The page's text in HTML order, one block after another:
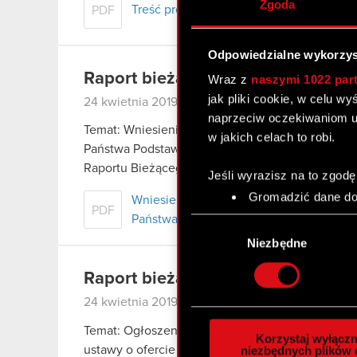
Zgoda
Odpowiedzialne
Wraz z naszymi 1022
jak pliki cookie, w celu
naprzeciw oczekiwaniom
w jakich celach to robi.
Jeśli wyrazisz na to
Gromadzić dane
Identyfikować
Dowiedz się więcej
szczegółów . W
Wykorzystujemy pliki
społecznościowym,
Niezbędne
Korzystaj
niezbędnych plików
PDF Treść projektów uchwał Zwyczajnego
Raport bieżący nr 7/2019
24 kwietnia 2019 kasacja optimus skarb
Temat: Wniesienie skargi kasacyjnej od wyroku
Państwa Podstawa prawna: Art. 17 ust. 1 pkt 1
Raportu Bieżącego nr 22/2018 z… Czytaj dalej
PDF
Wniesienie skargi kasacyjnej od
Państwa
Raport bieżący nr 6/2019
24 kwietnia 2019
Temat: Ogłoszenie o zwołaniu Zwyczajnego
ustawy o ofercie – informacje bieżące i okresowe